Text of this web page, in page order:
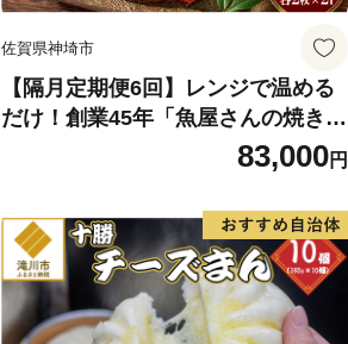
佐賀県神埼市
【隔月定期便6回】レンジで温める
だけ！創業45年「魚屋さんの焼き
魚」塩鮭・銀ダラ各2枚×2袋【魚料
理 夕食 おかず 簡単 手軽 レンチン
ふるさと納税】(H032120)
83,000円